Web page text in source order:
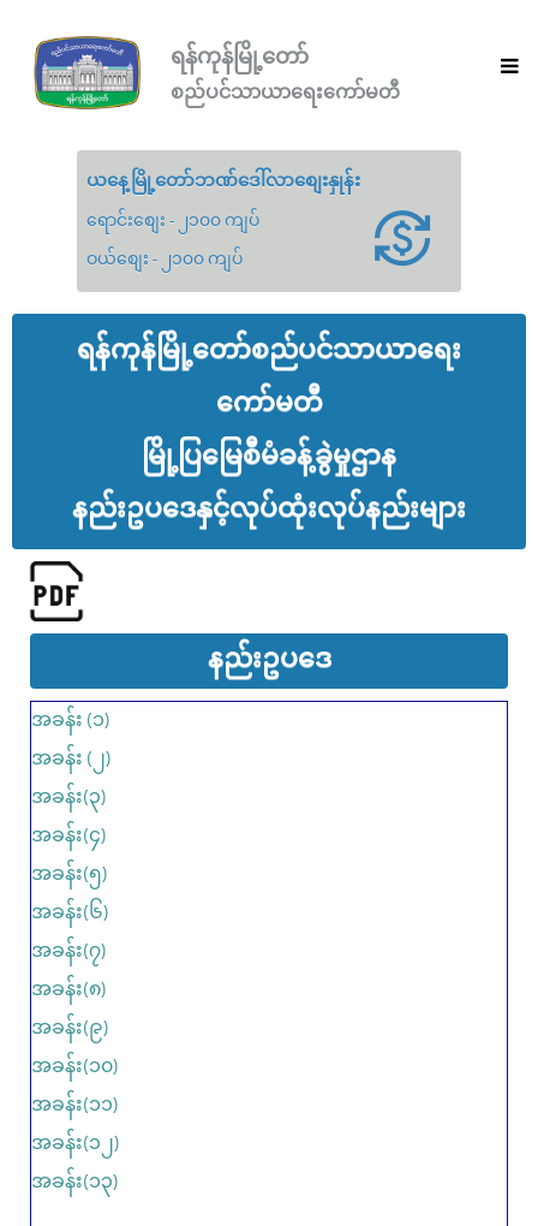
ရန်ကုန်မြို့တော်
စည်ပင်သာယာရေးကော်မတီ
ယနေ့မြို့တော်ဘဏ်ဒေါ်လာစျေးနှုန်း
ရောင်းစျေး - ၂၁၀၀ ကျပ်
ဝယ်စျေး - ၂၁၀၀ ကျပ်
ရန်ကုန်မြို့တော်စည်ပင်သာယာရေး
ကော်မတီ
မြို့ပြမြေစီမံခန့်ခွဲမှုဌာန
နည်းဥပဒေနှင့်လုပ်ထုံးလုပ်နည်းများ
နည်းဥပ​ဒေ
အခန်း (၁)
အခန်း (၂)
အခန်း(၃)
အခန်း(၄)
အခန်း(၅)
အခန်း(၆)
အခန်း(၇)
အခန်း(၈)
အခန်း(၉)
အခန်း(၁၀)
အခန်း(၁၁)
အခန်း(၁၂)
အခန်း(၁၃)